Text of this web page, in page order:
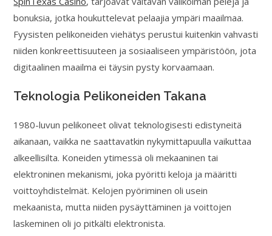
bonuksia, jotka houkuttelevat pelaajia ympäri maailmaa.
Fyysisten pelikoneiden viehätys perustui kuitenkin vahvasti
niiden konkreettisuuteen ja sosiaaliseen ympäristöön, jota
digitaalinen maailma ei täysin pysty korvaamaan.
Teknologia Pelikoneiden Takana
1980-luvun pelikoneet olivat teknologisesti edistyneitä
aikanaan, vaikka ne saattavatkin nykymittapuulla vaikuttaa
alkeellisilta. Koneiden ytimessä oli mekaaninen tai
elektroninen mekanismi, joka pyöritti keloja ja määritti
voittoyhdistelmät. Kelojen pyöriminen oli usein
mekaanista, mutta niiden pysäyttäminen ja voittojen
laskeminen oli jo pitkälti elektronista.